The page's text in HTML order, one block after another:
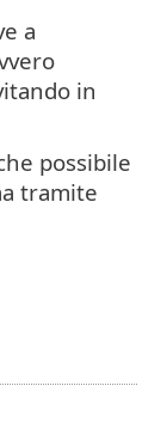
a
in
possibile
tramite